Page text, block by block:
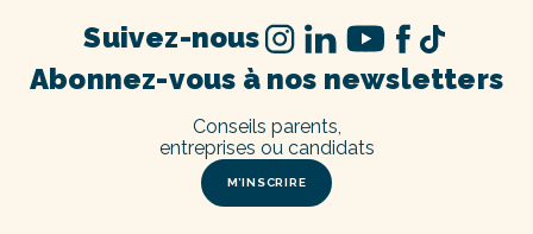
Abonnez-vous à nos newsletters
M’INSCRIRE
Conseils parents,
entreprises ou candidats
Suivez-nous